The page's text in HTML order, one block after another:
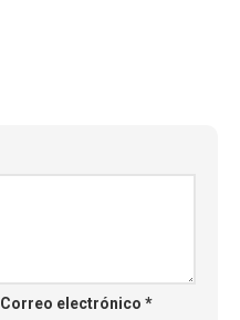
Correo electrónico*